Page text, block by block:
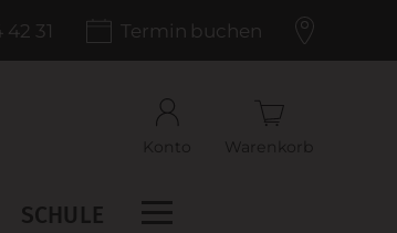
42 31 Termin buchen
Konto
Warenkorb
SCHULE